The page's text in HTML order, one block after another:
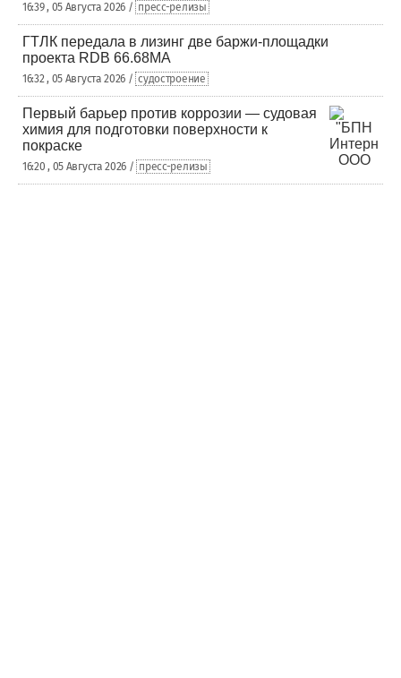
16:39 , 05 Августа 2026 / пресс-релизы
ГТЛК передала в лизинг две баржи-площадки
проекта RDB 66.68МА
16:32 , 05 Августа 2026 / судостроение
Первый барьер против коррозии — судовая
химия для подготовки поверхности к
покраске
16:20 , 05 Августа 2026 / пресс-релизы